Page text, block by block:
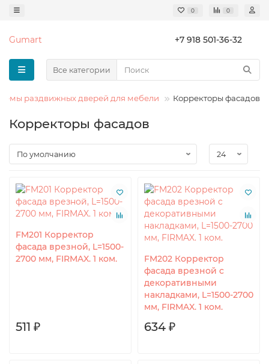
0 0
Gumart +7 918 501-36-32
Все категории
раздвижных дверей для мебели Корректоры фасадов
Корректоры фасадов
FM201 Корректор
фасада врезной, L=1500-
2700 мм, FIRMAX. 1 ком.
511 ₽
FM202 Корректор
фасада врезной c
декоративными
накладками, L=1500-2700
мм, FIRMAX. 1 ком.
634 ₽